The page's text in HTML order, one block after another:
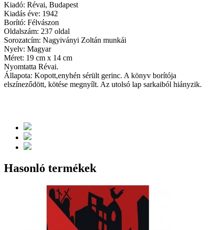
Kiadó: Révai, Budapest
Kiadás éve: 1942
Borító: Félvászon
Oldalszám: 237 oldal
Sorozatcím: Nagyiványi Zoltán munkái
Nyelv: Magyar
Méret: 19 cm x 14 cm
Nyomtatta Révai.
Állapota: Kopott,enyhén sérült gerinc. A könyv borítója
elszíneződött, kötése megnyílt. Az utolsó lap sarkaiból hiányzik.
Hasonló termékek